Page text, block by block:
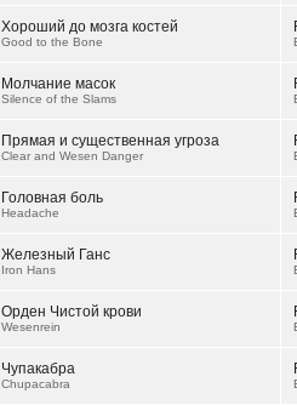
Хороший до мозга костей
Good to the Bone
Молчание масок
Silence of the Slams
Прямая и существенная угроза
Clear and Wesen Danger
Головная боль
Headache
Железный Ганс
Iron Hans
Орден Чистой крови
Wesenrein
Чупакабра
Chupacabra